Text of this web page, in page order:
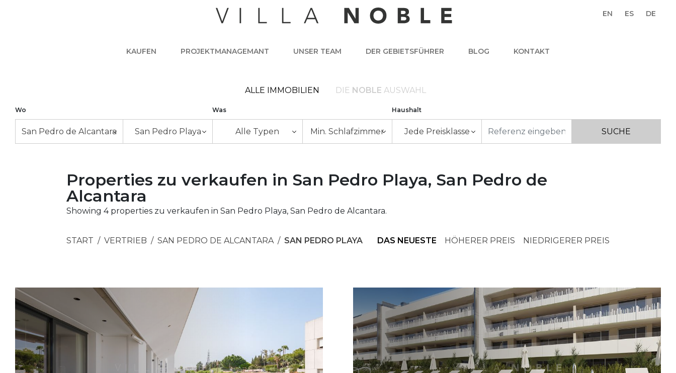
KAUFEN PROJEKTMANAGEMANT UNSER TEAM DER GEBIETSFÜHRER BLOG KONTAKT
EN ES DE
ALLE IMMOBILIEN DIE NOBLE AUSWAHL
Wo
San Pedro de Alcantara San Pedro Playa
Was
Alle Typen Min. Schlafzimmer
Haushalt
Jede Preisklasse
Properties zu verkaufen in San Pedro Playa, San Pedro de
Alcantara
Showing 4 properties zu verkaufen in San Pedro Playa, San Pedro de Alcantara.
START VERTRIEB SAN PEDRO DE ALCANTARA SAN PEDRO PLAYA DAS NEUESTE HÖHERER PREIS NIEDRIGERER PREIS